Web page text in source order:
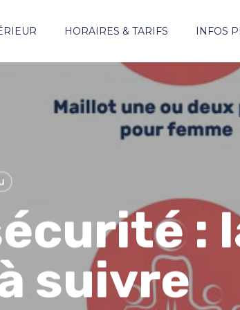
HORAIRES & TARIFS INFOS
:
suivre